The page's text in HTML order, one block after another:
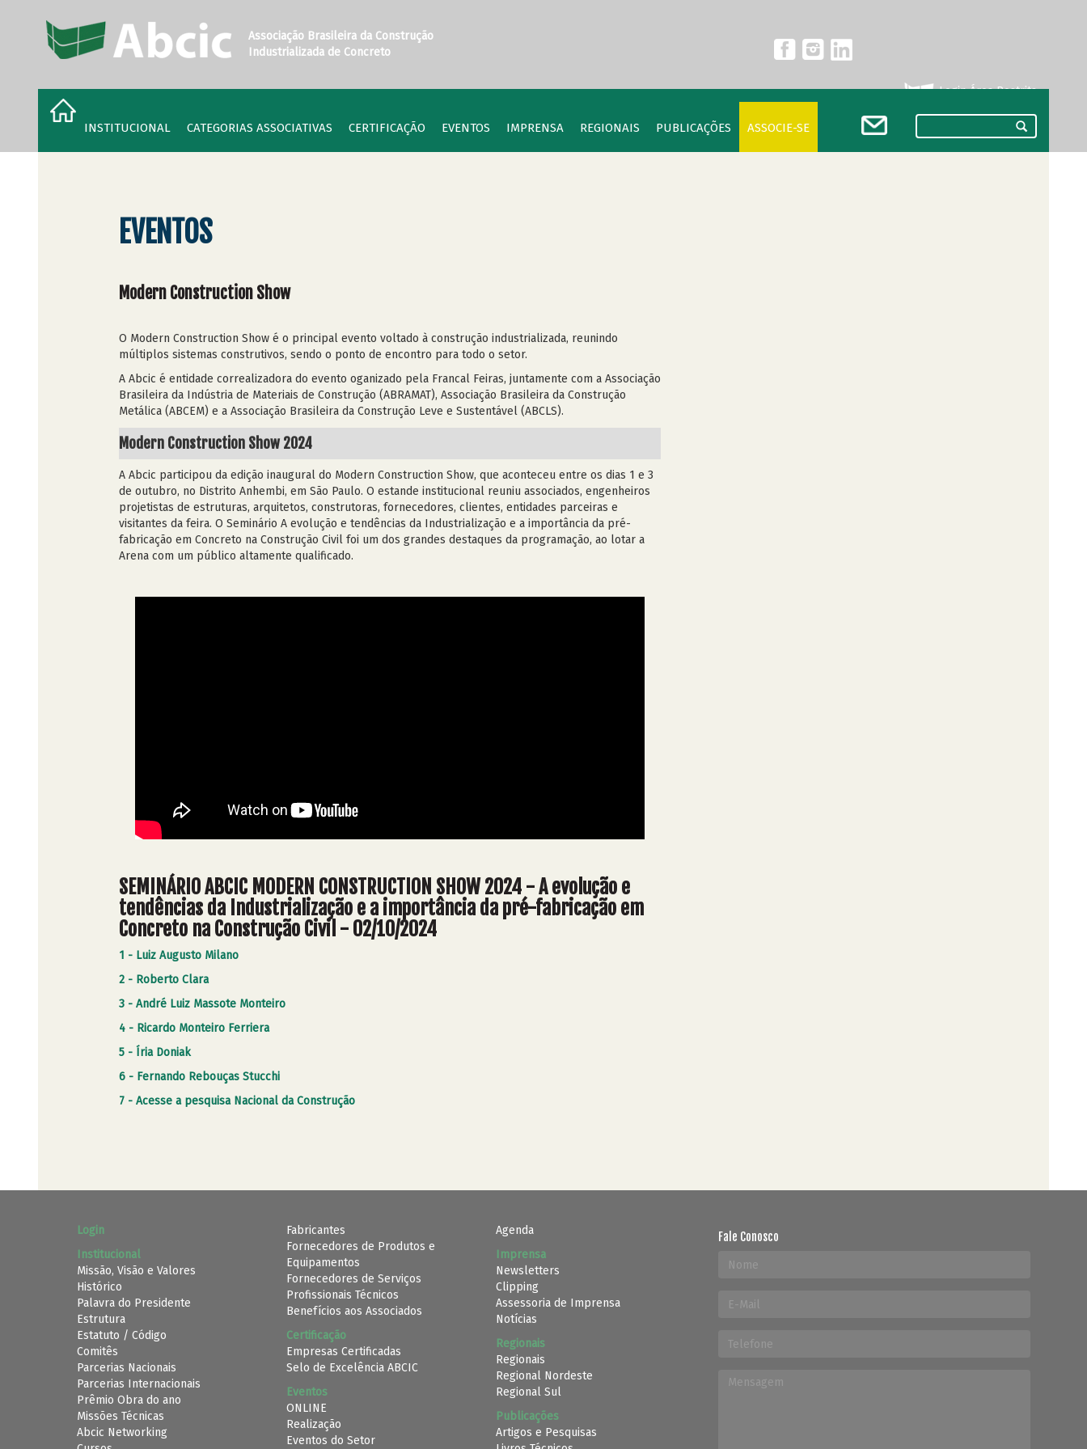
Associação Brasileira da Construção
Industrializada de Concreto
Login Área Restrita
INSTITUCIONAL CATEGORIAS ASSOCIATIVAS CERTIFICAÇÃO EVENTOS IMPRENSA REGIONAIS PUBLICAÇÕES ASSOCIE-SE
EVENTOS
Modern Construction Show
O Modern Construction Show é o principal evento voltado à construção industrializada, reunindo
múltiplos sistemas construtivos, sendo o ponto de encontro para todo o setor.
A Abcic é entidade correalizadora do evento oganizado pela Francal Feiras, juntamente com a Associação
Brasileira da Indústria de Materiais de Construção (ABRAMAT), Associação Brasileira da Construção
Metálica (ABCEM) e a Associação Brasileira da Construção Leve e Sustentável (ABCLS).
Modern Construction Show 2024
A Abcic participou da edição inaugural do Modern Construction Show, que aconteceu entre os dias 1 e 3
de outubro, no Distrito Anhembi, em São Paulo. O estande institucional reuniu associados, engenheiros
projetistas de estruturas, arquitetos, construtoras, fornecedores, clientes, entidades parceiras e
visitantes da feira. O Seminário A evolução e tendências da Industrialização e a importância da pré-
fabricação em Concreto na Construção Civil foi um dos grandes destaques da programação, ao lotar a
Arena com um público altamente qualificado.
SEMINÁRIO ABCIC MODERN CONSTRUCTION SHOW 2024 - A evolução e
tendências da Industrialização e a importância da pré-fabricação em
Concreto na Construção Civil - 02/10/2024
1 - Luiz Augusto Milano
2 - Roberto Clara
3 - André Luiz Massote Monteiro
4 - Ricardo Monteiro Ferriera
5 - Íria Doniak
6 - Fernando Rebouças Stucchi
7 - Acesse a pesquisa Nacional da Construção
Login
Institucional
Missão, Visão e Valores
Histórico
Palavra do Presidente
Estrutura
Estatuto / Código
Comitês
Parcerias Nacionais
Parcerias Internacionais
Prêmio Obra do ano
Missões Técnicas
Abcic Networking
Fabricantes
Fornecedores de Produtos e
Equipamentos
Fornecedores de Serviços
Profissionais Técnicos
Benefícios aos Associados
Certificação
Empresas Certificadas
Selo de Excelência ABCIC
Eventos
ONLINE
Realização
Eventos do Setor
Agenda
Imprensa
Newsletters
Clipping
Assessoria de Imprensa
Notícias
Regionais
Regionais
Regional Nordeste
Regional Sul
Publicações
Artigos e Pesquisas
Fale Conosco